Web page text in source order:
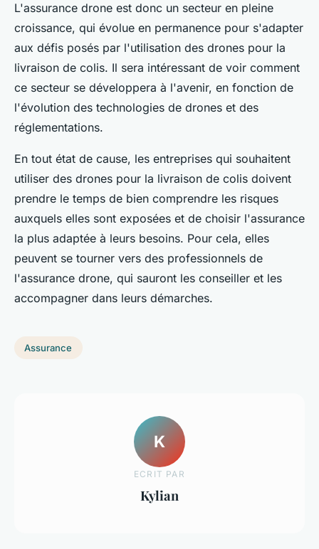
L'assurance drone est donc un secteur en pleine
croissance, qui évolue en permanence pour s'adapter
aux défis posés par l'utilisation des drones pour la
livraison de colis. Il sera intéressant de voir comment
ce secteur se développera à l'avenir, en fonction de
l'évolution des technologies de drones et des
réglementations.
En tout état de cause, les entreprises qui souhaitent
utiliser des drones pour la livraison de colis doivent
prendre le temps de bien comprendre les risques
auxquels elles sont exposées et de choisir l'assurance
la plus adaptée à leurs besoins. Pour cela, elles
peuvent se tourner vers des professionnels de
l'assurance drone, qui sauront les conseiller et les
accompagner dans leurs démarches.
Assurance
K
ECRIT PAR
Kylian